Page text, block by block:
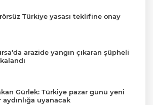
Türkiye yasası teklifine onay
arazide yangın çıkaran şüpheli
Gürlek: Türkiye pazar günü yeni
aydınlığa uyanacak